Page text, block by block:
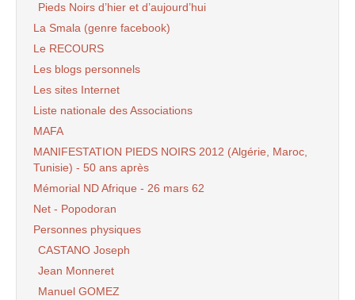
Pieds Noirs d’hier et d’aujourd’hui
La Smala (genre facebook)
Le RECOURS
Les blogs personnels
Les sites Internet
Liste nationale des Associations
MAFA
MANIFESTATION PIEDS NOIRS 2012 (Algérie, Maroc,
Tunisie) - 50 ans après
Mémorial ND Afrique - 26 mars 62
Net - Popodoran
Personnes physiques
CASTANO Joseph
Jean Monneret
Manuel GOMEZ